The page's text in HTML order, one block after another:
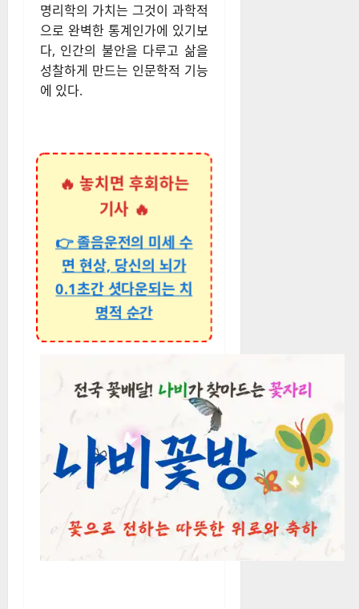
명리학의 가치는 그것이 과학적
으로 완벽한 통계인가에 있기보
다, 인간의 불안을 다루고 삶을
성찰하게 만드는 인문학적 기능
에 있다.
🔥 놓치면 후회하는
기사 🔥
👉 졸음운전의 미세 수
면 현상, 당신의 뇌가
0.1초간 셧다운되는 치
명적 순간